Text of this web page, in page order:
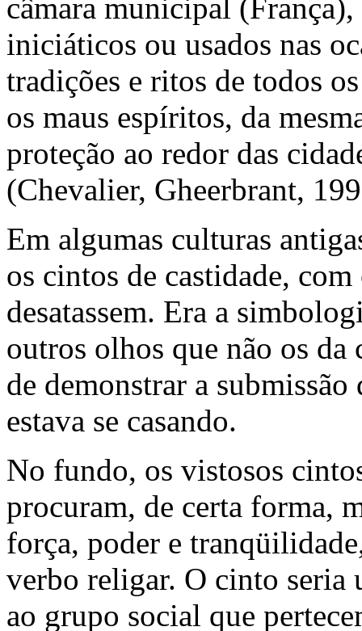
câmara municipal
iniciáticos ou usados nas
tradições e ritos de todos
os maus espíritos, da
proteção ao redor das
(Chevalier, Gheerbrant,
Em algumas culturas
os cintos de castidade,
desatassem. Era a
outros olhos que não os
de demonstrar a
estava se casando.
No fundo, os vistosos
procuram, de certa forma,
força, poder e
verbo religar. O cinto
ao grupo social que